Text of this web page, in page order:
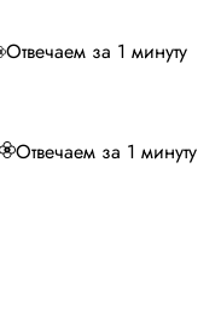
Отвечаем за 1 минуту
Отвечаем за 1 минуту